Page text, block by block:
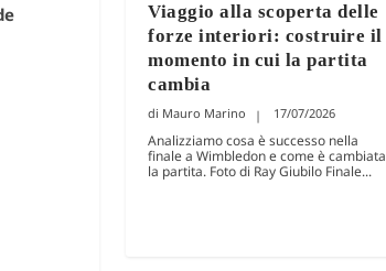
Viaggio alla scoperta delle
forze interiori: costruire il
momento in cui la partita
cambia
Mauro Marino 17/07/2026
Analizziamo cosa è successo nella
finale a Wimbledon e come è cambiata
la partita. Foto di Ray Giubilo Finale...